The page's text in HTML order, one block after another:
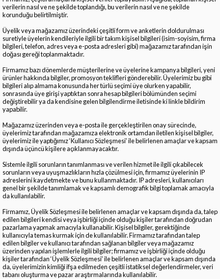
verilerin nasıl ve ne şekilde toplandığı, bu verilerin nasıl ve ne şekilde
korunduğu belirtilmiştir.
Üyelik veya mağazamız üzerindeki çeşitli form ve anketlerin doldurulması
suretiyle üyelerin kendileriyle ilgili bir takım kişisel bilgileri (isim-soyisim, firma
bilgileri, telefon, adres veya e-posta adresleri gibi) mağazamız tarafından işin
doğası gereği toplanmaktadır.
Firmamız bazı dönemlerde müşterilerine ve üyelerine kampanya bilgileri, yeni
ürünler hakkında bilgiler, promosyon teklifleri gönderebilir. Üyelerimiz bu gibi
bilgileri alıp almama konusunda her türlü seçimi üye olurken yapabilir,
sonrasında üye girişi yaptıktan sonra hesap bilgileri bölümünden seçimi
değiştirebilir ya da kendisine gelen bilgilendirme iletisinde ki linkle bildirim
yapabilir.
Mağazamız üzerinden veya e-posta ile gerçekleştirilen onay sürecinde,
üyelerimiz tarafından mağazamıza elektronik ortamdan iletilen kişisel bilgiler,
üyelerimiz ile yaptığımız ‘Kullanıcı Sözleşmesi’ ile belirlenen amaçlar ve kapsam
dışında üçüncü kişilere açıklanmayacaktır.
Sistemle ilgili sorunların tanımlanması ve verilen hizmet ile ilgili çıkabilecek
sorunların veya uyuşmazlıkların hızla çözülmesi için, firmamız üyelerinin IP
adreslerini kaydetmekte ve bunu kullanmaktadır. IP adresleri, kullanıcıları
genel bir şekilde tanımlamak ve kapsamlı demografik bilgi toplamak amacıyla
da kullanılabilir.
Firmamız, Üyelik Sözleşmesi ile belirlenen amaçlar ve kapsam dışında da, talep
edilen bilgileri kendisi veya işbirliği içinde olduğu kişiler tarafından doğrudan
pazarlama yapmak amacıyla kullanabilir. Kişisel bilgiler, gerektiğinde
kullanıcıyla temas kurmak için de kullanılabilir. Firmamız tarafından talep
edilen bilgiler ve kullanıcı tarafından sağlanan bilgiler veya mağazamız
üzerinden yapılan işlemlerle ilgili bilgiler; firmamız ve işbirliği içinde olduğu
kişiler tarafından ‘Üyelik Sözleşmesi’ ile belirlenen amaçlar ve kapsam dışında
da, üyelerimizin kimliği ifşa edilmeden çeşitli istatiksel değerlendirmeler, veri
tabanı oluşturma ve pazar araştırmalarında kullanılabilir.